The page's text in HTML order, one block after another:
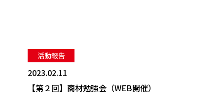
活動報告
2023.02.11
【第２回】商材勉強会（WEB開催）